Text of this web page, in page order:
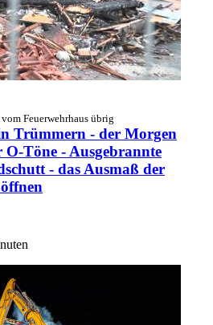
Feuerwehrhaus übrig
Trümmern - der Morgen
Töne - Ausgebrannte
- das Ausmaß der